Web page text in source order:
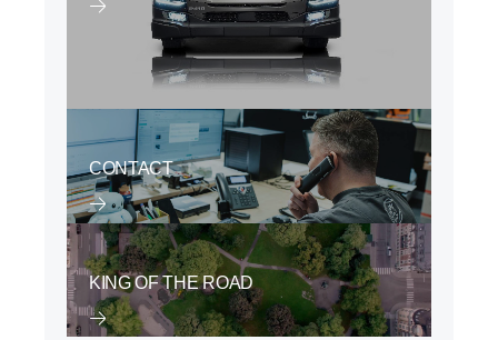
CONTACT
KING OF THE ROAD